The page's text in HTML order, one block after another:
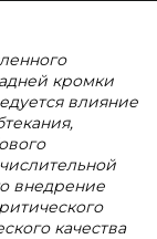
кромки
влияние
внедрение
качества